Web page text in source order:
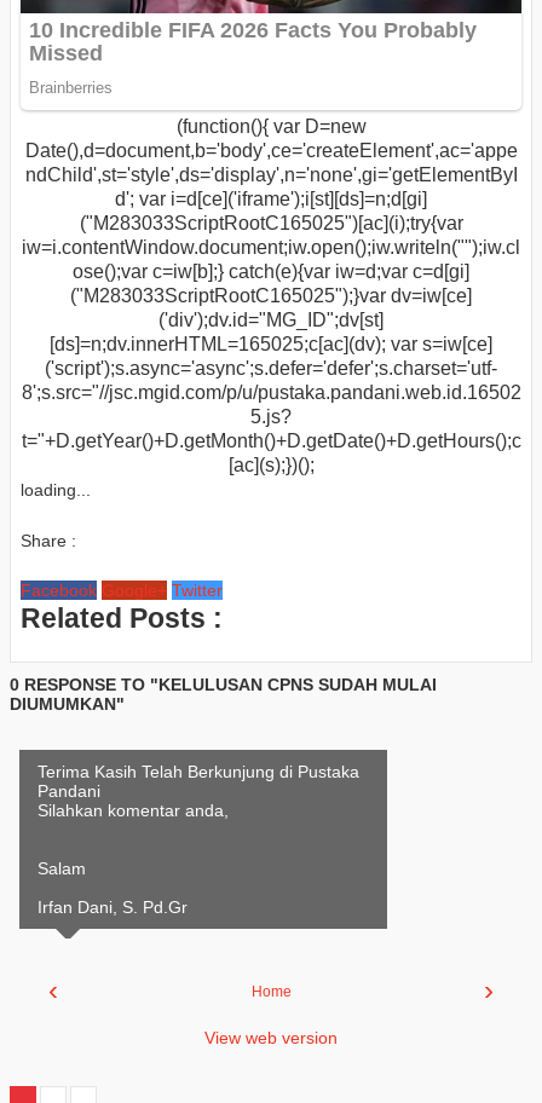
(function(){ var D=new
Date(),d=document,b='body',ce='createElement',ac='appe
ndChild',st='style',ds='display',n='none',gi='getElementByI
d'; var i=d[ce]('iframe');i[st][ds]=n;d[gi]
("M283033ScriptRootC165025")[ac](i);try{var
iw=i.contentWindow.document;iw.open();iw.writeln("");iw.cl
ose();var c=iw[b];} catch(e){var iw=d;var c=d[gi]
("M283033ScriptRootC165025");}var dv=iw[ce]
('div');dv.id="MG_ID";dv[st]
[ds]=n;dv.innerHTML=165025;c[ac](dv); var s=iw[ce]
('script');s.async='async';s.defer='defer';s.charset='utf-
8';s.src="//jsc.mgid.com/p/u/pustaka.pandani.web.id.16502
5.js?
t="+D.getYear()+D.getMonth()+D.getDate()+D.getHours();c
[ac](s);})();
loading...
Share :
Facebook Google+ Twitter
Related Posts :
0 RESPONSE TO "KELULUSAN CPNS SUDAH MULAI
DIUMUMKAN"
Terima Kasih Telah Berkunjung di Pustaka
Pandani
Silahkan komentar anda,
Salam
Irfan Dani, S. Pd.Gr
‹ ›
Home
View web version